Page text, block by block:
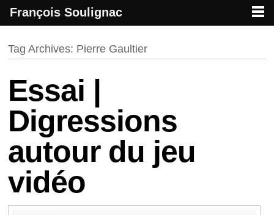
François Soulignac | Digital Creative
Tag Archives: Pierre Gaultier
Essai |
Digressions
autour du jeu
vidéo
François Soulignac